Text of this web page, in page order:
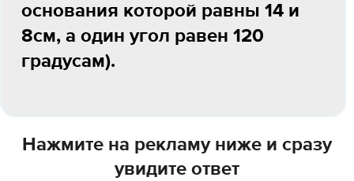
основания которой равны 14 и
8см, а один угол равен 120
градусам).
Нажмите на рекламу ниже и сразу
увидите ответ